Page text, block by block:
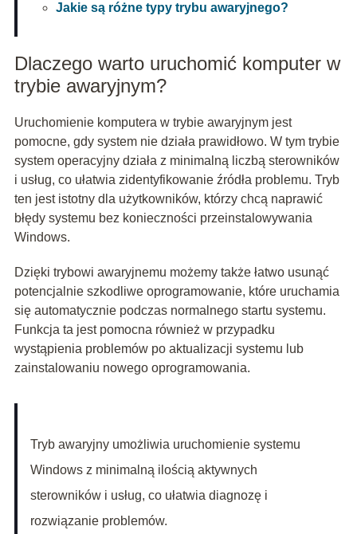
Jakie są różne typy trybu awaryjnego?
Dlaczego warto uruchomić komputer w
trybie awaryjnym?
Uruchomienie komputera w trybie awaryjnym jest
pomocne, gdy system nie działa prawidłowo. W tym trybie
system operacyjny działa z minimalną liczbą sterowników
i usług, co ułatwia zidentyfikowanie źródła problemu. Tryb
ten jest istotny dla użytkowników, którzy chcą naprawić
błędy systemu bez konieczności przeinstalowywania
Windows.
Dzięki trybowi awaryjnemu możemy także łatwo usunąć
potencjalnie szkodliwe oprogramowanie, które uruchamia
się automatycznie podczas normalnego startu systemu.
Funkcja ta jest pomocna również w przypadku
wystąpienia problemów po aktualizacji systemu lub
zainstalowaniu nowego oprogramowania.
Tryb awaryjny umożliwia uruchomienie systemu
Windows z minimalną ilością aktywnych
sterowników i usług, co ułatwia diagnozę i
rozwiązanie problemów.